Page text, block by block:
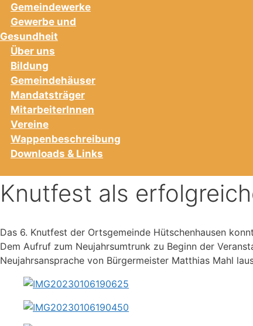
Gemeindewerke
Gewerbe und
Gesundheit
Über uns
Bildung
Gemeindehäuser
Mandatsträger
MitarbeiterInnen
Vereine
Wappenbeschreibung
Downloads & Links
Knutfest als
Das 6. Knutfest der Ortsgemeinde Hütschenhausen
Dem Aufruf zum Neujahrsumtrunk zu Beginn der
Neujahrsansprache von Bürgermeister Matthias Mahl